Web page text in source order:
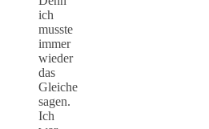
ich
musste
immer
wieder
das
Gleiche
sagen.
Ich